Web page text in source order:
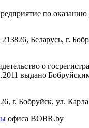
по оказанию
213826, Беларусь, г.
о
выдано
г. Бобруйск, ул.
офиса BOBR.by